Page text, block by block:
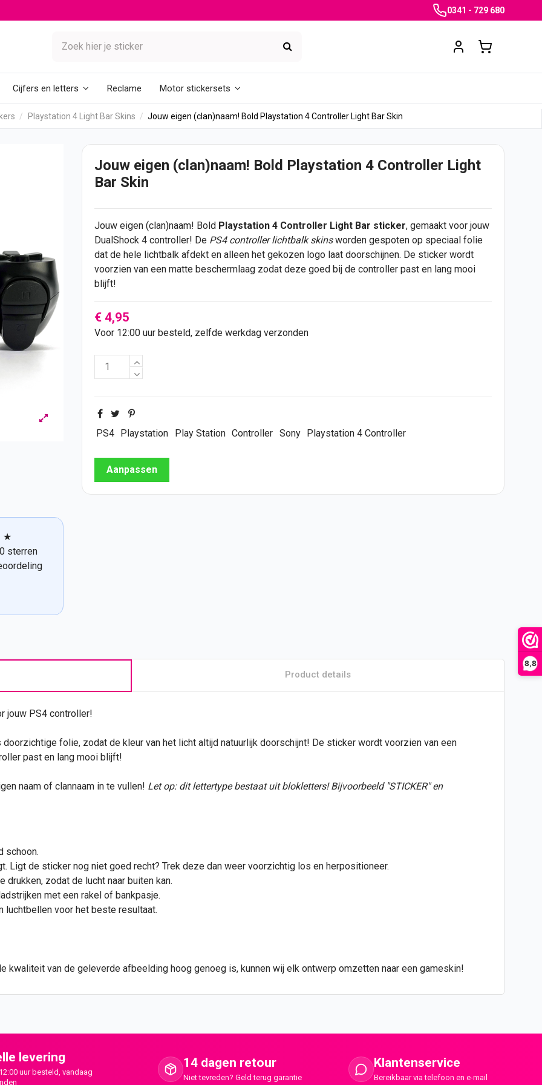
8,8
0341 - 729 680
Cijfers en letters Reclame Motor stickersets
Playstation 4 Light Bar Skins Jouw eigen (clan)naam! Bold Playstation 4 Controller Light Bar Skin
★
sterren
Jouw eigen (clan)naam! Bold Playstation 4 Controller Light
Bar Skin
Jouw eigen (clan)naam! Bold Playstation 4 Controller Light Bar sticker, gemaakt voor jouw
DualShock 4 controller! De PS4 controller lichtbalk skinsworden gespoten op speciaal folie
dat de hele lichtbalk afdekt en alleen het gekozen logo laat doorschijnen. De sticker wordt
voorzien van een matte beschermlaag zodat deze goed bij de controller past en lang mooi
blijft!
€ 4,95
Voor 12:00 uur besteld, zelfde werkdag verzonden
PS4 Playstation Play Station Controller Sony Playstation 4 Controller
Aanpassen
Product details
jouw PS4 controller!
folie, zodat de kleur van het licht altijd natuurlijk doorschijnt! De sticker wordt voorzien van een
past en lang mooi blijft!
naam of clannaam in te vullen! Let op: dit lettertype bestaat uit blokletters! Bijvoorbeeld "STICKER" en
schoon.
Ligt de sticker nog niet goed recht? Trek deze dan weer voorzichtig los en herpositioneer.
zodat de lucht naar buiten kan.
met een rakel of bankpasje.
luchtbellen voor het beste resultaat.
kwaliteit van de geleverde afbeelding hoog genoeg is, kunnen wij elk ontwerp omzetten naar een gameskin!
levering
uur besteld, vandaag
14 dagen retour
Niet tevreden? Geld terug garantie
Klantenservice
Bereikbaar via telefoon en e-mail